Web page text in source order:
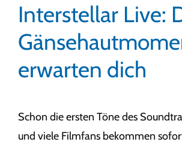
Interstellar Live:
erwarten dich
Schon die ersten Töne des
und viele Filmfans bekommen